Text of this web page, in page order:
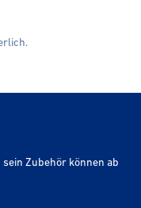
sein Zubehör können ab